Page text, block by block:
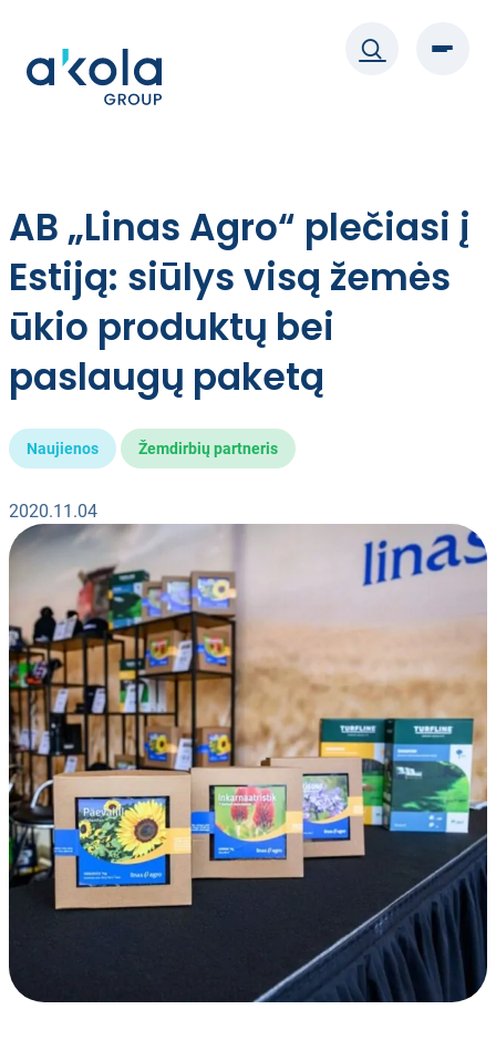
turinio
AB „Linas Agro“ plečiasi į
Estiją: siūlys visą žemės
ūkio produktų bei
paslaugų paketą
Naujienos Žemdirbių partneris
2020.11.04